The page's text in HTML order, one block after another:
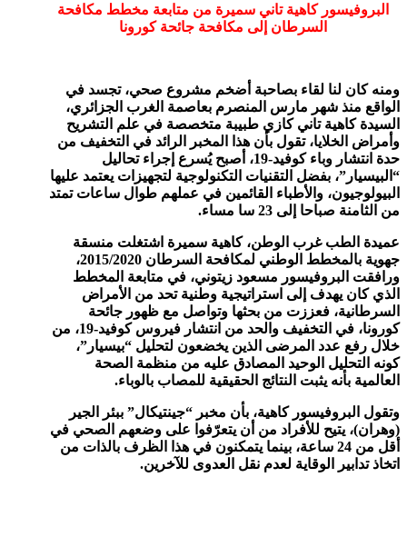
البروفيسور كاهية تاني سميرة من متابعة مخطط مكافحة
السرطان إلى مكافحة جائحة كورونا
ومنه كان لنا لقاء بصاحبة أضخم مشروع صحي، تجسد في
الواقع منذ شهر مارس المنصرم بعاصمة الغرب الجزائري،
السيدة كاهية تاني كازي طبيبة متخصصة في علم التشريح
وأمراض الخلايا، تقول بأن هذا المخبر الرائد في التخفيف من
حدة انتشار وباء كوفيد-19، أصبح يُسرع إجراء تحاليل
“البيسيار”، بفضل التقنيات التكنولوجية لتجهيزات يعتمد عليها
البيولوجيون، والأطباء القائمين في عملهم طوال ساعات تمتد
من الثامنة صباحا إلى 23 سا مساء.
عميدة الطب غرب الوطن، كاهية سميرة اشتغلت منسقة
جهوية بالمخطط الوطني لمكافحة السرطان 2015/2020،
ورافقت البروفيسور مسعود زيتوني، في متابعة المخطط
الذي كان يهدف إلى استراتيجية وطنية تحد من الأمراض
السرطانية، فعززت من بحثها وتواصل مع ظهور جائحة
كورونا، في التخفيف والحد من انتشار فيروس كوفيد-19، من
خلال رفع عدد المرضى الذين يخضعون لتحليل “بيسيار”،
كونه التحليل الوحيد المصادق عليه من منظمة الصحة
العالمية بأنه يثبت النتائج الحقيقية للمصاب بالوباء.
وتقول البروفيسور كاهية، بأن مخبر “جينتيكال” ببئر الجير
(وهران)، يتيح للأفراد من أن يتعرّفوا على وضعهم الصحي في
أقل من 24 ساعة، بينما يتمكنون في هذا الظرف بالذات من
اتخاذ تدابير الوقاية لعدم نقل العدوى للآخرين.